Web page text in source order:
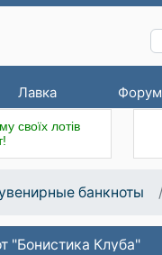
Лавка
своїх лотів
банкноты
"Бонистика Клуба"